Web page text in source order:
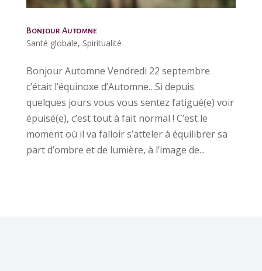
Bonjour Automne
Santé globale, Spiritualité
Bonjour Automne Vendredi 22 septembre
c’était l’équinoxe d’Automne…Si depuis
quelques jours vous vous sentez fatigué(e) voir
épuisé(e), c’est tout à fait normal ! C’est le
moment où il va falloir s’atteler à équilibrer sa
part d’ombre et de lumière, à l’image de...